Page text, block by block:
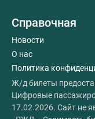
Справочная
Новости
О нас
Политика
Ж/д билеты
Цифровые
17.02.2026. Сайт не